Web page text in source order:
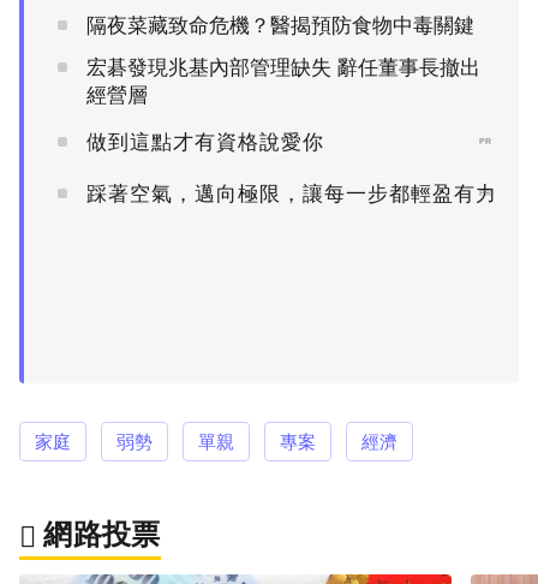
隔夜菜藏致命危機？醫揭預防食物中毒關鍵
宏碁發現兆基內部管理缺失 辭任董事長撤出
經營層
做到這點才有資格說愛你 PR
踩著空氣，邁向極限，讓每一步都輕盈有力
PR
家庭 弱勢 單親 專案 經濟
網路投票